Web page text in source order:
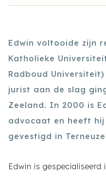
Edwin voltooide zijn
Katholieke
Radboud
jurist aan de slag
Zeeland. In 2000 is
advocaat en heeft hij
gevestigd in
Edwin is